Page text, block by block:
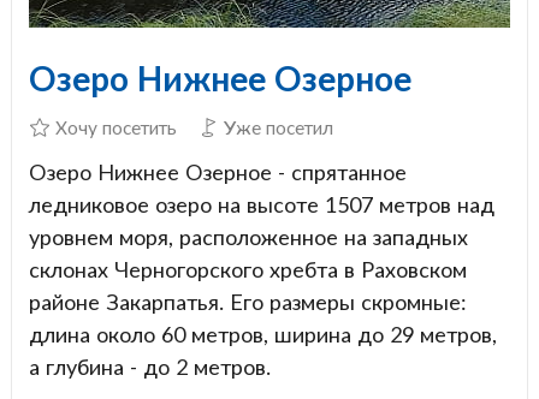
Озеро Нижнее Озерное
Хочу посетить Уже посетил
Озеро Нижнее Озерное - спрятанное
ледниковое озеро на высоте 1507 метров над
уровнем моря, расположенное на западных
склонах Черногорского хребта в Раховском
районе Закарпатья. Его размеры скромные:
длина около 60 метров, ширина до 29 метров,
а глубина - до 2 метров.